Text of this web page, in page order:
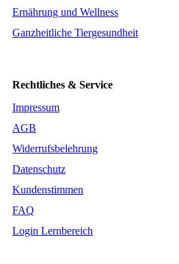
Ernährung und Wellness
Ganzheitliche Tiergesundheit
Rechtliches & Service
Impressum
AGB
Widerrufsbelehrung
Datenschutz
Kundenstimmen
FAQ
Login Lernbereich